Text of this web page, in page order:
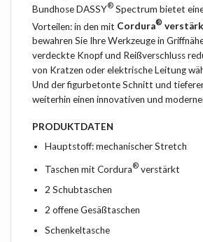
Bundhose DASSY® Spectrum bietet
Vorteilen: in den mit Cordura®
bewahren Sie Ihre Werkzeuge in
verdeckte Knopf und Reißverschluss
von Kratzen oder elektrische Leitung
Und der figurbetonte Schnitt und
weiterhin einen innovativen und
PRODUKTDATEN
Hauptstoff: mechanischer Stretch
Taschen mit Cordura®verstärkt
2 Schubtaschen
2 offene Gesäßtaschen
Schenkeltasche